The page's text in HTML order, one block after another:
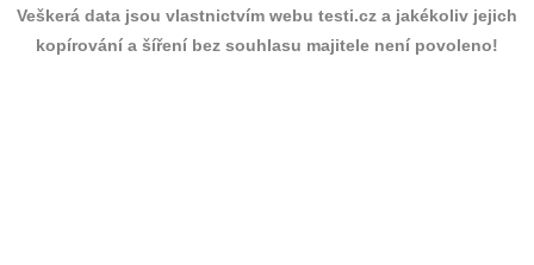
Veškerá data jsou vlastnictvím webu testi.cz a jakékoliv jejich
kopírování a šíření bez souhlasu majitele není povoleno!